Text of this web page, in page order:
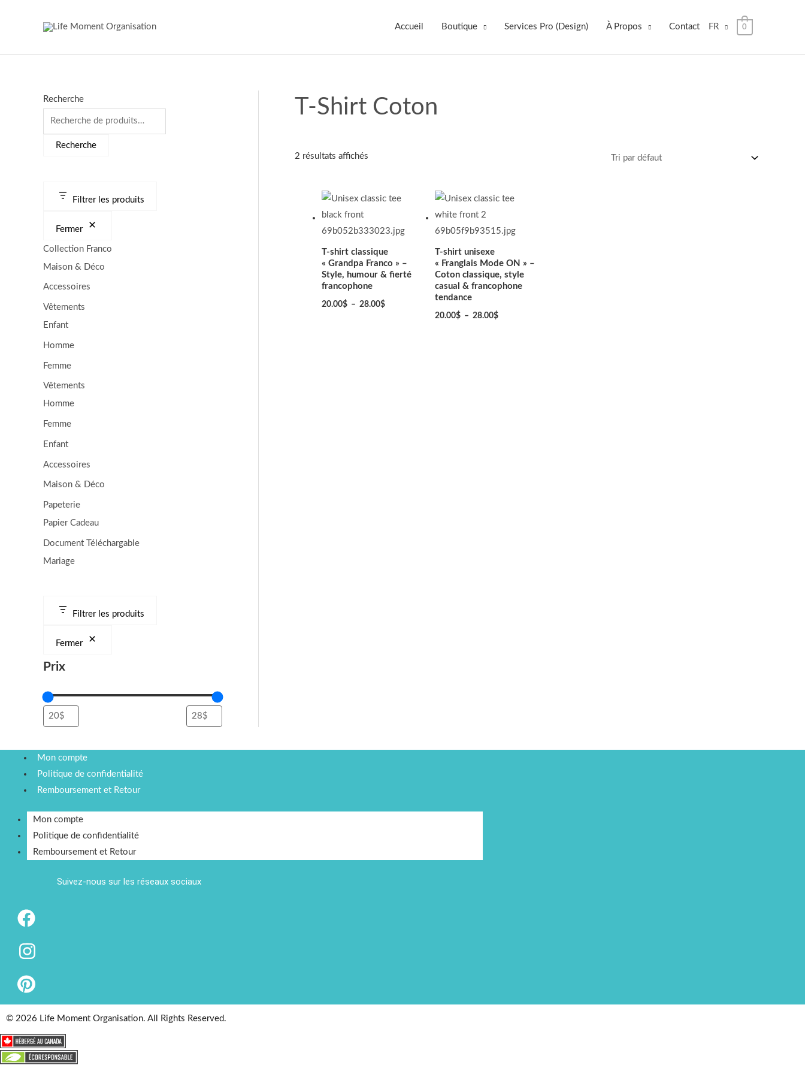
Accueil Boutique Services Pro (Design) À Propos Contact FR 0
Recherche
Recherche
Filtrer les produits
Fermer
Collection Franco
Maison & Déco
Accessoires
Vêtements
Enfant
Homme
Femme
Vêtements
Homme
Femme
Enfant
Accessoires
Maison & Déco
Papeterie
Papier Cadeau
Document Téléchargable
Mariage
Filtrer les produits
Fermer
Prix
T‑shirt Coton
2 résultats affichés
T‑shirt classique
« Grandpa Franco » –
Style, humour & fierté
francophone
20.00$ – 28.00$
Plage
à
T‑shirt unisexe
« Franglais Mode ON » –
Coton classique, style
casual & francophone
tendance
20.00$ – 28.00$
Plage
à
Mon compte
Politique de confidentialité
Remboursement et Retour
Mon compte
Politique de confidentialité
Remboursement et Retour
Suivez-nous sur les réseaux sociaux
© 2026 Life Moment Organisation. All Rights Reserved.